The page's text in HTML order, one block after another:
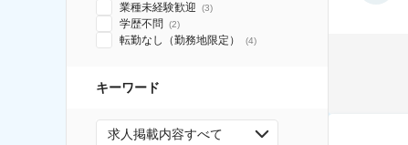
業種未経験歓迎 (3)
学歴不問 (2)
転勤なし（勤務地限定） (4)
キーワード
求人掲載内容すべて